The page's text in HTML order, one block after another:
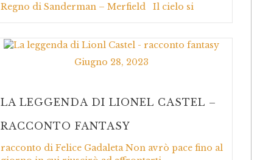
Regno di Sanderman – Merfield Il cielo si
Giugno 28, 2023
LA LEGGENDA DI LIONEL CASTEL –
RACCONTO FANTASY
racconto di Felice Gadaleta Non avrò pace fino al